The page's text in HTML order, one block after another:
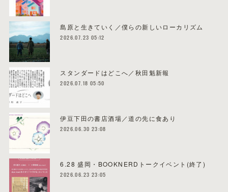
島原と生きていく／僕らの新しいローカリズム
2026.07.23 05:12
スタンダードはどこへ／秋田魁新報
2026.07.18 05:50
伊豆下田の書店酒場／道の先に食あり
2026.06.30 23:08
6.28 盛岡・BOOKNERDトークイベント(終了)
2026.06.23 23:05